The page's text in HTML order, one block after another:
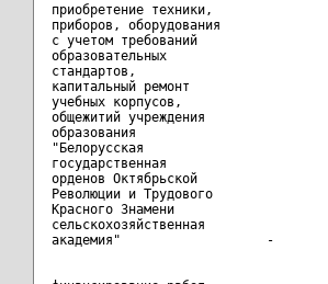
  приобретение техники,
  приборов, оборудования
  с учетом требований
  образовательных
  стандартов,
  капитальный ремонт
  учебных корпусов,
  общежитий учреждения
  образования
  "Белорусская
  государственная
  орденов Октябрьской
  Революции и Трудового
  Красного Знамени
  сельскохозяйственная